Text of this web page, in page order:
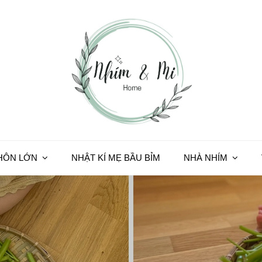
LỚN NHẬT KÍ MẸ BẦU BỈM NHÀ NHÍM